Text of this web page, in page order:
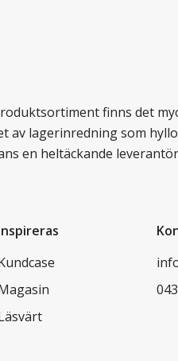
finns det
lagerinredning som
en heltäckande